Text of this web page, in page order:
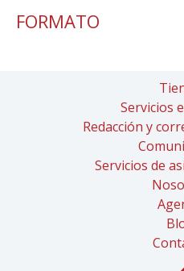
FORMATO
Servicios
Redacción y
Servicios de